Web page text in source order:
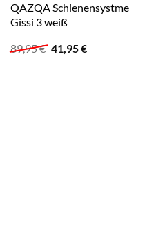
QAZQA Schienensystme
Gissi 3 weiß
89,95€ Ursprünglicher
Preis
41,95€Aktueller